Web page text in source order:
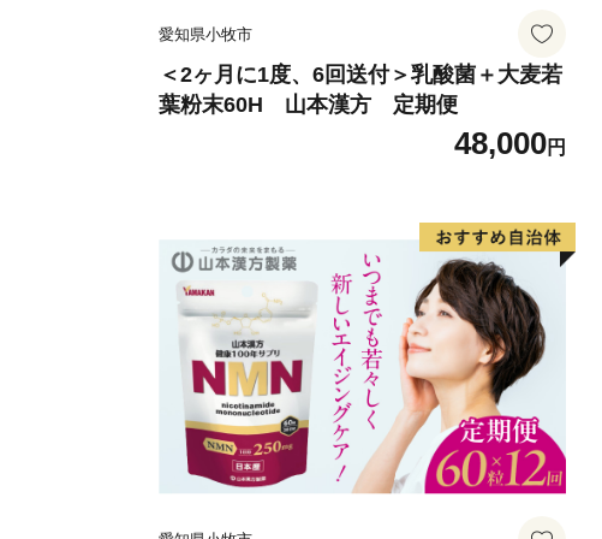
愛知県小牧市
＜2ヶ月に1度、6回送付＞乳酸菌＋大麦若
葉粉末60H 山本漢方 定期便
48,000円